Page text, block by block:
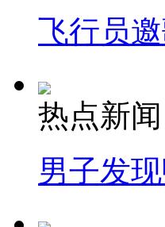
飞行员
热点新闻
男子发